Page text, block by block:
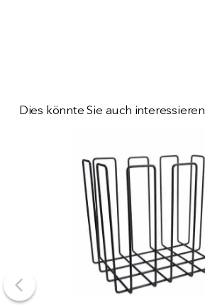
Dies könnte Sie auch interessieren